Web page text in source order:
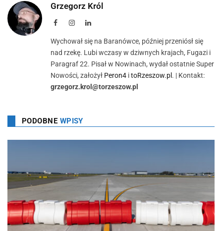
Grzegorz Król
FacebookInstagramLinkedIn
Wychował się na Baranówce, później przeniósł się
nad rzekę. Lubi wczasy w dziwnych krajach, Fugazi i
Paragraf 22. Pisał w Nowinach, wydał ostatnie Super
Nowości, założył Peron4 itoRzeszow.pl . | Kontakt:
grzegorz.krol@torzeszow.pl
PODOBNE WPISY